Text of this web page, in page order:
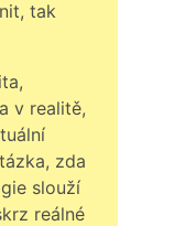
tak
v realitě,
zda
slouží
reálné